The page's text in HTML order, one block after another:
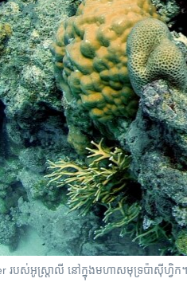
របស់​អូស្ត្រាលី នៅ​ក្នុង​មហាសមុទ្រ​ប៉ាស៊ីហ្វិក។